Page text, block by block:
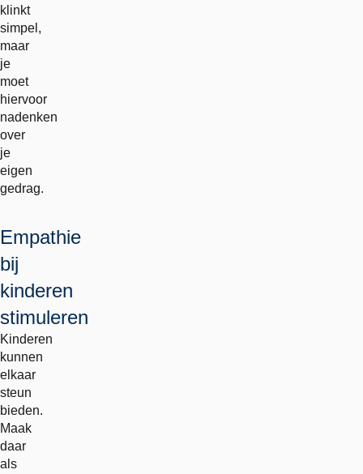
klinkt
simpel,
maar
je
moet
hiervoor
nadenken
over
je
eigen
gedrag.
Empathie
bij
kinderen
stimuleren
Kinderen
kunnen
elkaar
steun
bieden.
Maak
daar
als